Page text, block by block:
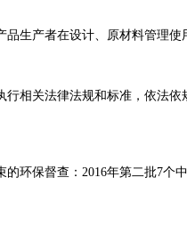
产者在设计、原材料管理使
关法律法规和标准，依法依
保督查：2016年第二批7个中